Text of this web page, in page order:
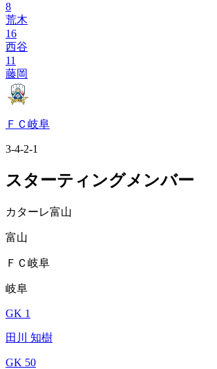
8
荒木
16
西谷
11
藤岡
ＦＣ岐阜
3-4-2-1
スターティングメンバー
カターレ富山
富山
ＦＣ岐阜
岐阜
GK 1
田川 知樹
GK 50